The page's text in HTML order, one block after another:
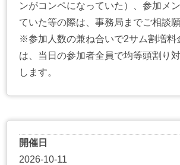
ンがコンペになっていた）、参加メ
ていた等の際は、事務局までご相談願
※参加人数の兼ね合いで2サム割増料
は、当日の参加者全員で均等頭割り
します。
開催日
2026-10-11